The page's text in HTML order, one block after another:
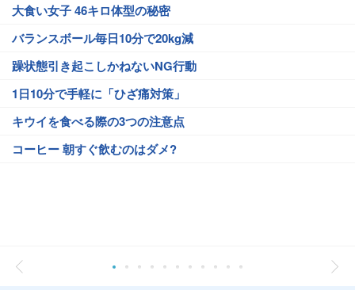
大食い女子 46キロ体型の秘密
バランスボール毎日10分で20kg減
躁状態引き起こしかねないNG行動
1日10分で手軽に「ひざ痛対策」
キウイを食べる際の3つの注意点
コーヒー 朝すぐ飲むのはダメ?